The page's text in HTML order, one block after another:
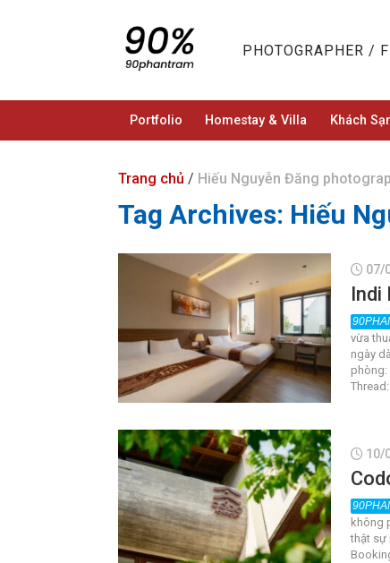
PHOTOGRAPHER /
Portfolio Homestay & Villa Khách
Trang chủ / Hiếu Nguyễn Đăng
Tag Archives: Hiếu
07/
Indi
vừa
ngày
phòng:
10/
không
thật sự